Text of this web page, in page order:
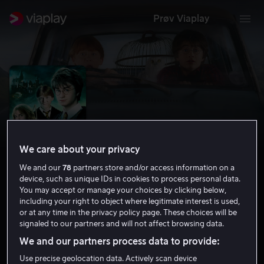
Prøv Viaplay
Harry Potter og mysteriekammeret
Familiefilm
2 t 34 min
9 år
HD
We care about your privacy
We and our78 partners store and/or access information on a
device, such as unique IDs in cookies to process personal data.
You may accept or manage your choices by clicking below,
including your right to object where legitimate interest is used,
or at any time in the privacy policy page. These choices will be
signaled to our partners and will not affect browsing data.
We and our partners process data to provide:
Use precise geolocation data. Actively scan device